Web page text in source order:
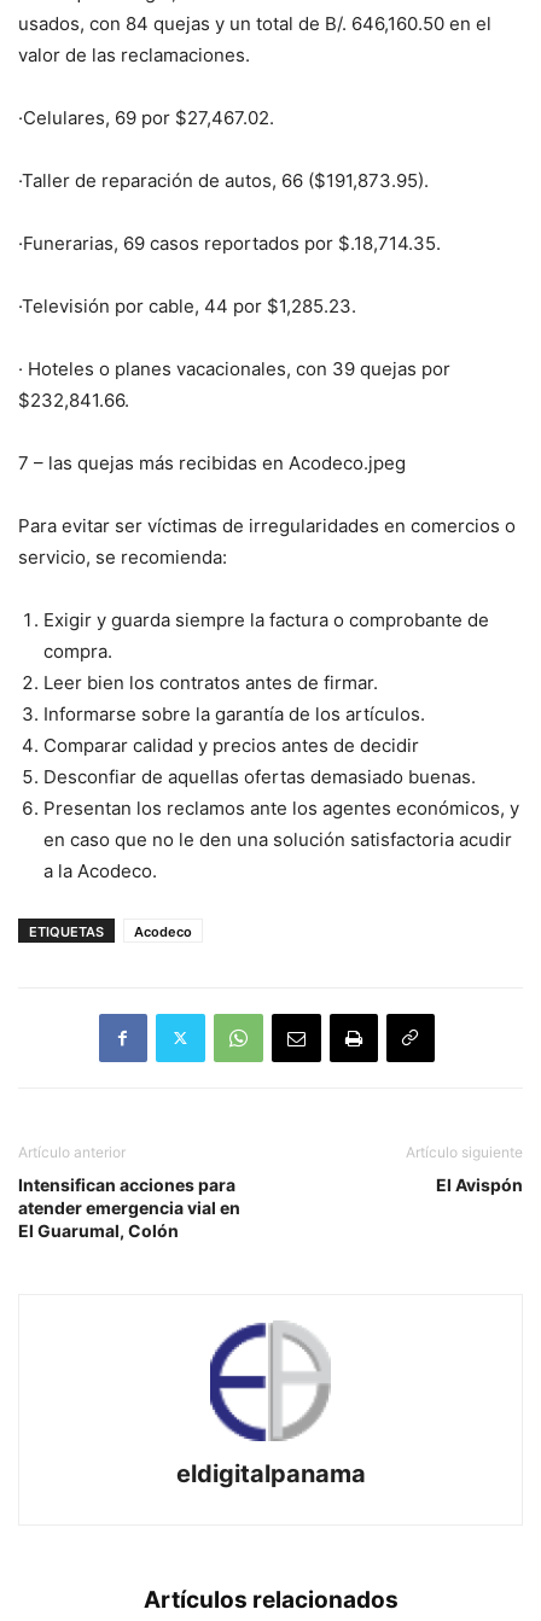
usados, con 84 quejas y un total de B/. 646,160.50 en el
valor de las reclamaciones.
·Celulares, 69 por $27,467.02.
·Taller de reparación de autos, 66 ($191,873.95).
·Funerarias, 69 casos reportados por $.18,714.35.
·Televisión por cable, 44 por $1,285.23.
· Hoteles o planes vacacionales, con 39 quejas por
$232,841.66.
7 – las quejas más recibidas en Acodeco.jpeg
Para evitar ser víctimas de irregularidades en comercios o
servicio, se recomienda:
Exigir y guarda siempre la factura o comprobante de
compra.
Leer bien los contratos antes de firmar.
Informarse sobre la garantía de los artículos.
Comparar calidad y precios antes de decidir
Desconfiar de aquellas ofertas demasiado buenas.
Presentan los reclamos ante los agentes económicos, y
en caso que no le den una solución satisfactoria acudir
a la Acodeco.​
ETIQUETAS Acodeco
Artículo anterior
Intensifican acciones para
atender emergencia vial en
El Guarumal, Colón
Artículo siguiente
El Avispón
eldigitalpanama
Artículos relacionados